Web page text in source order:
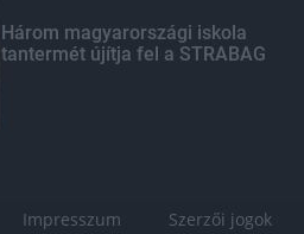
Három magyarországi iskola
tantermét újítja fel a STRABAG
Impresszum Szerzői jogok